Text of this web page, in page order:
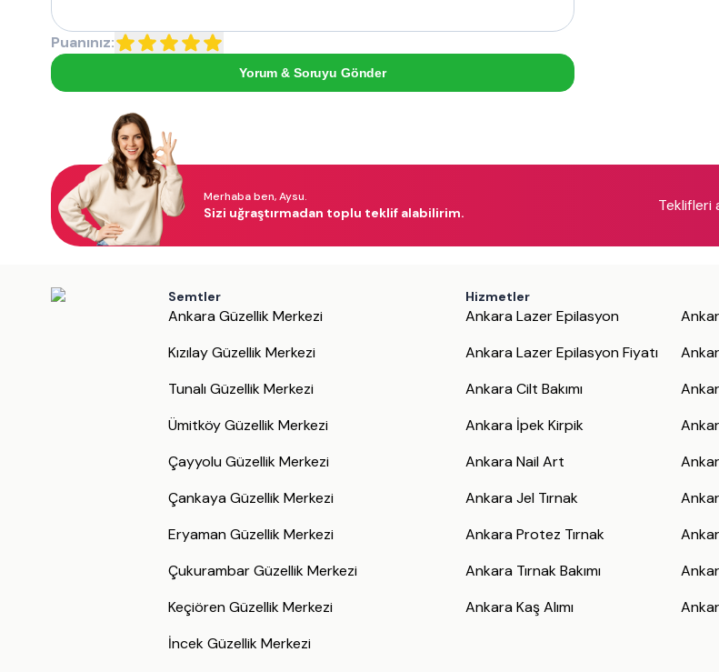
Puanınız:
Yorum & Soruyu Gönder
Merhaba ben, Aysu.
Sizi uğraştırmadan toplu teklif alabilirim. Teklifleri
Semtler
Ankara Güzellik Merkezi
Kızılay Güzellik Merkezi
Tunalı Güzellik Merkezi
Ümitköy Güzellik Merkezi
Çayyolu Güzellik Merkezi
Çankaya Güzellik Merkezi
Eryaman Güzellik Merkezi
Çukurambar Güzellik Merkezi
Keçiören Güzellik Merkezi
İncek Güzellik Merkezi
Hizmetler
Ankara Lazer Epilasyon
Ankara Lazer Epilasyon Fiyatı
Ankara Cilt Bakımı
Ankara İpek Kirpik
Ankara Nail Art
Ankara Jel Tırnak
Ankara Protez Tırnak
Ankara Tırnak Bakımı
Ankara Kaş Alımı